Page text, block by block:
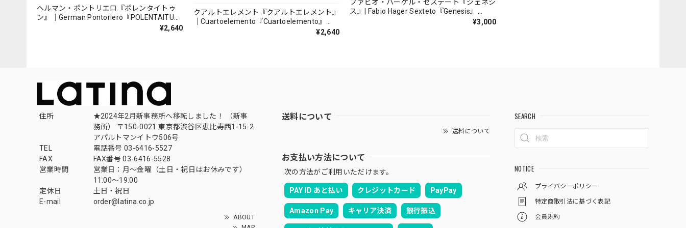
ヘルマン・ポントリエロ『ポレンタイトゥ
ン』｜German Pontoriero『POLENTAITUM
¥2,640
クアルトエレメント『クアルトエレメント』
｜Cuartoelemento『Cuartoelemento』
¥2,640
ファビオ・ハーゲル・セステート『ジェネシ
ス』| Fabio Hager Sexteto『Genesis』
¥3,000
住所
★2024年2月新事務所へ移転しました！ （新事
務所） 〒150-0021 東京都渋谷区恵比寿西1-15-2
アパルトマンイトウ506号
TEL
電話番号 03-6416-5527
FAX
FAX番号 03-6416-5528
営業時間
営業日：月〜金曜（土日・祝日はお休みです）
11:00〜19:00
定休日
土日・祝日
E-mail
order@latina.co.jp
ABOUT
送料について
送料について
お支払い方法について
次の方法がご利用いただけます。
PAY ID あと払い クレジットカード PayPay
Amazon Pay キャリア決済 銀行振込
SEARCH
NOTICE
プライバシーポリシー
特定商取引法に基づく表記
会員規約